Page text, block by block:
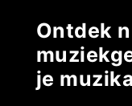
Ontdek
je